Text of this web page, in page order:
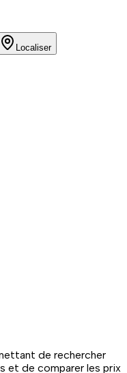
Localiser
de rechercher
et de comparer les prix